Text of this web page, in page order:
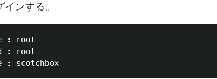
ンする。
: root
: root